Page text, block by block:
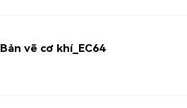
Bản vẽ cơ khí_EC64